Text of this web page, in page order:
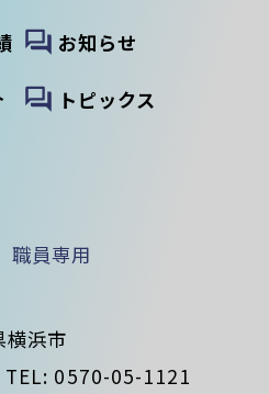
お知らせ
トピックス
職員専用
浜市
TEL: 0570-05-1121